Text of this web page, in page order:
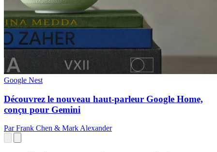
Google Nest
Découvrez le nouveau haut-parleur Google Home,
conçu pour Gemini
Par Frank Chen & Mark Alexander